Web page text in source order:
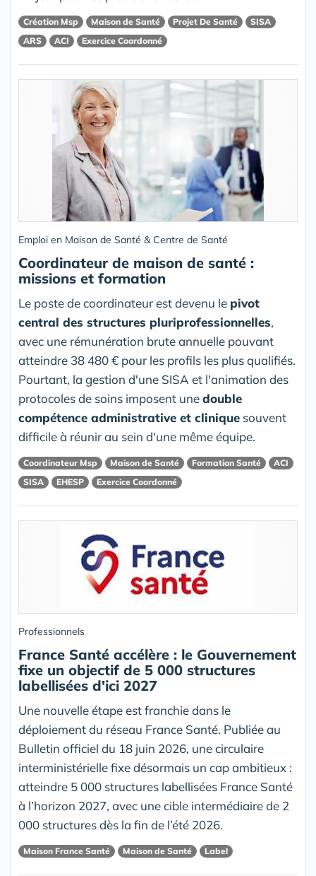
Création Msp Maison de Santé Projet De Santé
SISA
ARS
ACI Exercice Coordonné
Emploi en Maison de Santé & Centre de Santé
Coordinateur de maison de santé :
missions et formation
Le poste de coordinateur est devenu le pivot
central des structures pluriprofessionnelles,
avec une rémunération brute annuelle pouvant
atteindre 38 480 € pour les profils les plus qualifiés.
Pourtant, la gestion d'une SISA et l'animation des
protocoles de soins imposent unedouble
compétence administrative et clinique souvent
difficile à réunir au sein d'une même équipe.
Coordinateur Msp Maison de Santé Formation Santé
ACI
SISA
EHESP Exercice Coordonné
Professionnels
France Santé accélère : le Gouvernement
fixe un objectif de 5 000 structures
labellisées d'ici 2027
Une nouvelle étape est franchie dans le
déploiement du réseau France Santé. Publiée au
Bulletin officiel du 18 juin 2026, une circulaire
interministérielle fixe désormais un cap ambitieux :
atteindre 5 000 structures labellisées France Santé
à l’horizon 2027, avec une cible intermédiaire de 2
000 structures dès la fin de l’été 2026.
Maison France Santé Maison de Santé Label